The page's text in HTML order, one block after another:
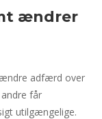
ændrer
adfærd over
får
utilgængelige.